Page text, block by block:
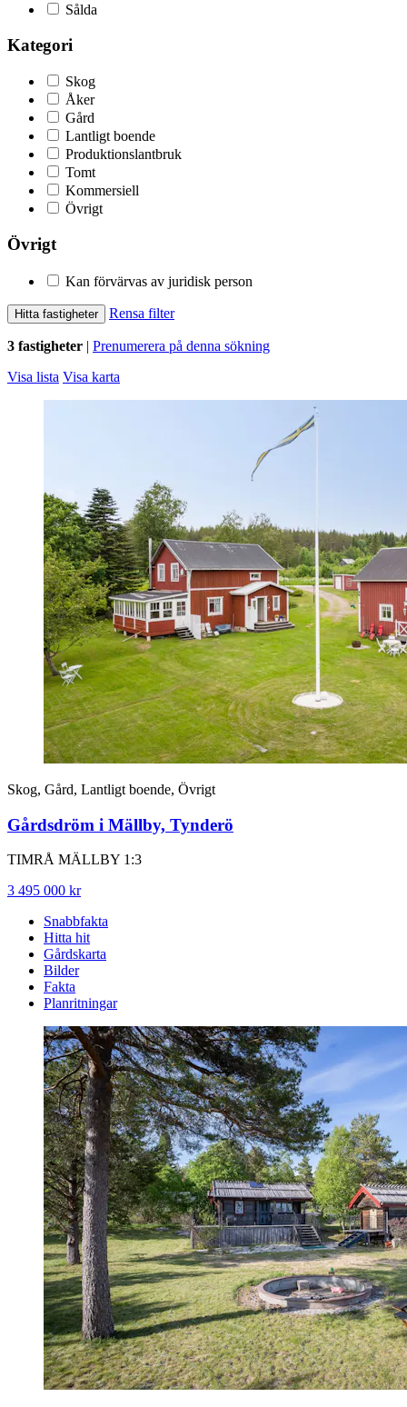
Sålda
Kategori
Skog
Åker
Gård
Lantligt boende
Produktionslantbruk
Tomt
Kommersiell
Övrigt
Övrigt
Kan förvärvas av juridisk person
Hitta fastigheter Rensa filter
3 fastigheter | Prenumerera på denna sökning
Visa lista Visa karta
Skog, Gård, Lantligt boende, Övrigt
Gårdsdröm i Mällby, Tynderö
TIMRÅ MÄLLBY 1:3
3 495 000 kr
Snabbfakta
Hitta hit
Gårdskarta
Bilder
Fakta
Planritningar